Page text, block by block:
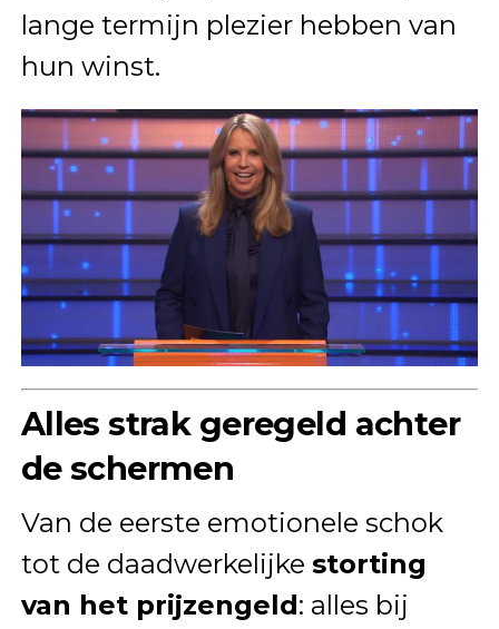
lange termijn plezier hebben van
hun winst.
Alles strak geregeld achter
de schermen
Van de eerste emotionele schok
tot de daadwerkelijke storting
van het prijzengeld: alles bij